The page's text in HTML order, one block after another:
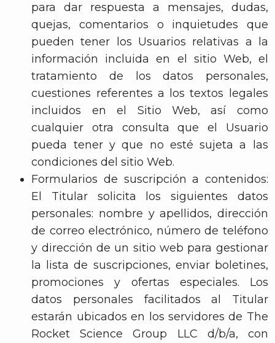
para dar respuesta a mensajes, dudas,
quejas, comentarios o inquietudes que
pueden tener los Usuarios relativas a la
información incluida en el sitio Web, el
tratamiento de los datos personales,
cuestiones referentes a los textos legales
incluidos en el Sitio Web, así como
cualquier otra consulta que el Usuario
pueda tener y que no esté sujeta a las
condiciones del sitio Web.
Formularios de suscripción a contenidos:
El Titular solicita los siguientes datos
personales: nombre y apellidos, dirección
de correo electrónico, número de teléfono
y dirección de un sitio web para gestionar
la lista de suscripciones, enviar boletines,
promociones y ofertas especiales. Los
datos personales facilitados al Titular
estarán ubicados en los servidores de The
Rocket Science Group LLC d/b/a, con